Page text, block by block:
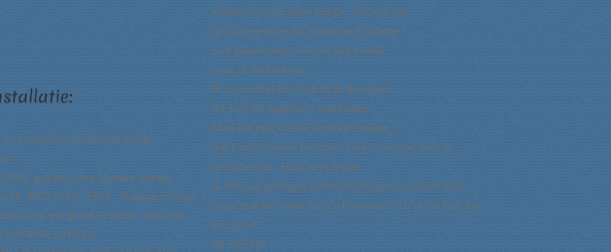
meerdere kwalitatief goede
608i, geschikt voor kleinere ruimtes
1K MK2 en DL-SP1K, draabaar colomn
voor wat grotere ruimtes, warm en
een brede spreiding
afstand tot mijn eigen emotie. Ik focus mij
op mijn werk en dat maakt dat de emotie
zich geen meester van mij kan maken,
maar ik vóel het wel.
Ik zie en voel het verdriet en de tranen,
het leed dat families is overkomen.
Maar het mag niet de overhand krijgen,
dan kan ik immers niet meer zingen; en daar kom ik
tenslotte voor. Maar wees gerust,
ik heb ook gezongen tijdens de uitvaart van zowel mijn
eigen moeder alsook mijn schoonvader. Als ik dát kan, dan
kan ik het
bij iedereen.